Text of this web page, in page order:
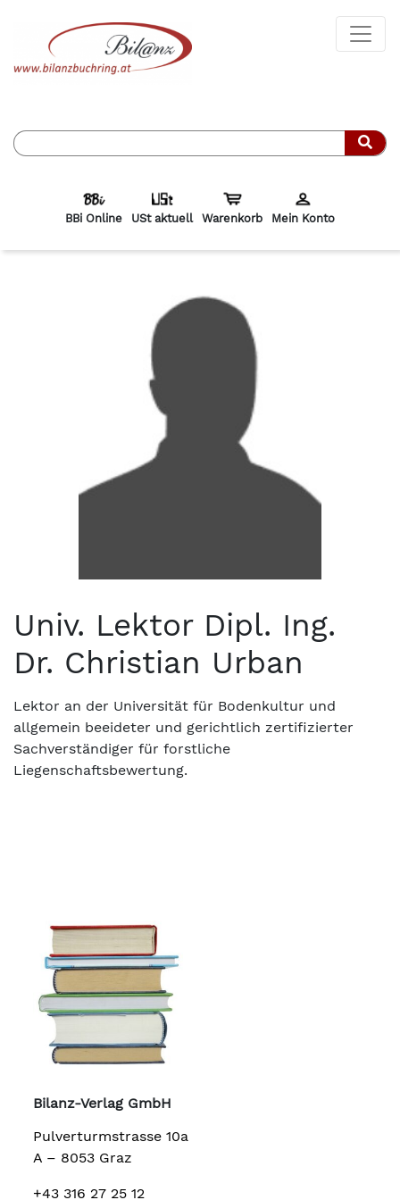
BBi Online USt aktuell Warenkorb Mein Konto
Univ. Lektor Dipl. Ing.
Dr. Christian Urban
Lektor an der Universität für Bodenkultur und
allgemein beeideter und gerichtlich zertifizierter
Sachverständiger für forstliche
Liegenschaftsbewertung.
Bilanz-Verlag GmbH
Pulverturmstrasse 10a
A – 8053 Graz
+43 316 27 25 12